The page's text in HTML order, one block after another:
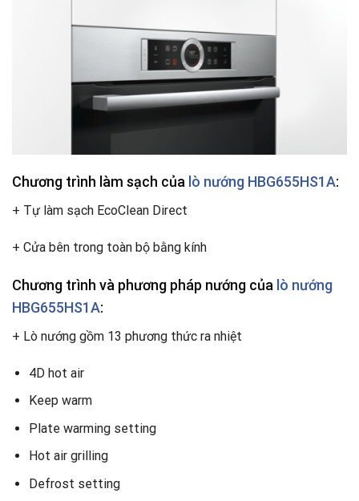
Chương trình làm sạch của lò nướng HBG655HS1A:
+ Tự làm sạch EcoClean Direct
+ Cửa bên trong toàn bộ bằng kính
Chương trình và phương pháp nướng của lò nướng
HBG655HS1A:
+ Lò nướng gồm 13 phương thức ra nhiệt
4D hot air
Keep warm
Plate warming setting
Hot air grilling
Defrost setting